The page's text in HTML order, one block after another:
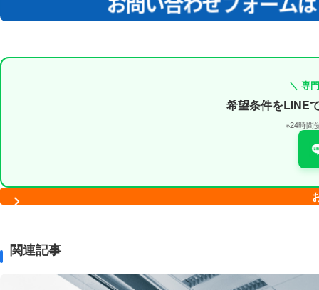
＼ 専
希望条件をLINE
※24時間
関連記事